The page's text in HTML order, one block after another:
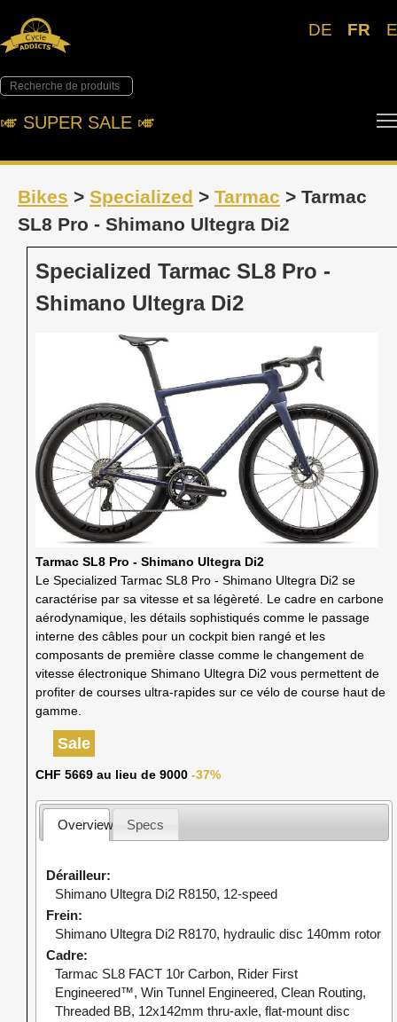
DE FR
🎺︎ SUPER SALE 🎺︎
Bikes > Specialized > Tarmac > Tarmac
SL8 Pro - Shimano Ultegra Di2
Specialized Tarmac SL8 Pro -
Shimano Ultegra Di2
Tarmac SL8 Pro - Shimano Ultegra Di2
Le Specialized Tarmac SL8 Pro - Shimano Ultegra Di2 se
caractérise par sa vitesse et sa légèreté. Le cadre en carbone
aérodynamique, les détails sophistiqués comme le passage
interne des câbles pour un cockpit bien rangé et les
composants de première classe comme le changement de
vitesse électronique Shimano Ultegra Di2 vous permettent de
profiter de courses ultra-rapides sur ce vélo de course haut de
gamme.
Sale
CHF 5669 au lieu de 9000 -37%
Overview Specs
Dérailleur
Shimano Ultegra Di2 R8150, 12-speed
Frein
Shimano Ultegra Di2 R8170, hydraulic disc 140mm rotor
Cadre
Tarmac SL8 FACT 10r Carbon, Rider First
Engineered™, Win Tunnel Engineered, Clean Routing,
Threaded BB, 12x142mm thru-axle, flat-mount disc